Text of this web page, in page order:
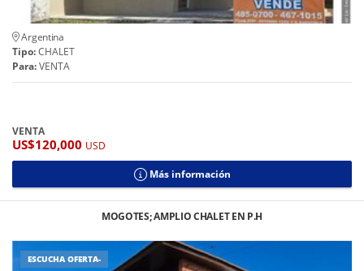
Argentina
Tipo:CHALET
Para:VENTA
VENTA
US$120,000 USD
Más información
MOGOTES; AMPLIO CHALET EN P.H
ESCUCHA OFERTA-